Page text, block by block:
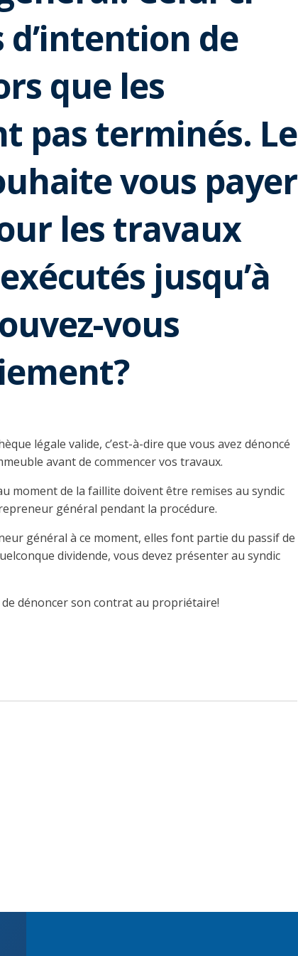
d’intention de
que les
pas terminés. Le
vous payer
les travaux
jusqu’à
vous
légale valide, c’est-à-dire que vous avez dénoncé
avant de commencer vos travaux.
moment de la faillite doivent être remises au syndic
général pendant la procédure.
général à ce moment, elles font partie du passif de
dividende, vous devez présenter au syndic
dénoncer son contrat au propriétaire!